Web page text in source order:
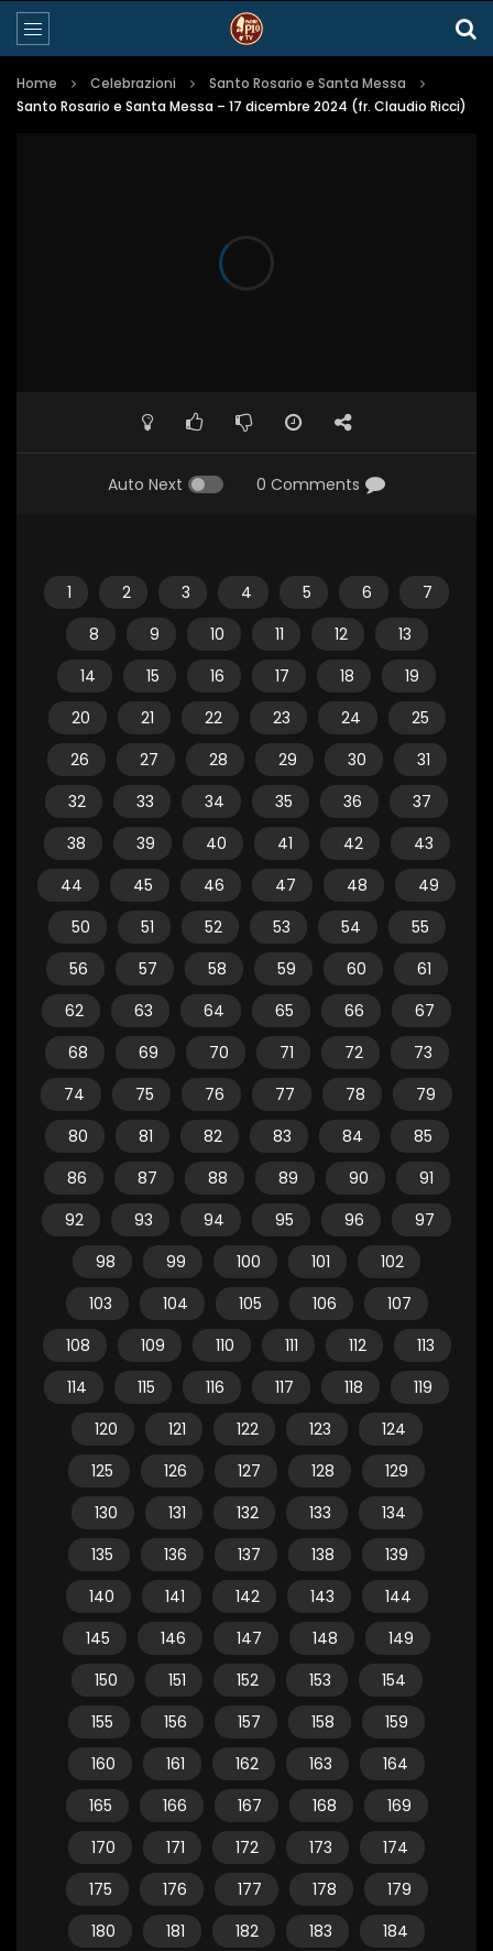
Home Celebrazioni
Santo Rosario e Santa Messa
Santo Rosario e Santa Messa – 17 dicembre 2024 (fr. Claudio Ricci)
Auto Next 0 Comments
1 2 3 4 5 6
7
8
9 10 11 12
13
14
15 16 17 18
19
20
21 22 23 24
25
26
27 28 29 30
31
32
33 34 35 36
37
38
39 40 41 42
43
44
45 46 47 48
49
50
51 52 53 54
55
56
57 58 59 60
61
62
63 64 65 66
67
68
69 70 71 72
73
74
75 76 77 78
79
80
81 82 83 84
85
86
87 88 89 90
91
92
93 94 95 96
97
98
99 100 101
102
103
104 105 106
107
108
109 110 111 112
113
114
115 116 117 118
119
120
121 122 123
124
125
126 127 128
129
130
131 132 133
134
135
136 137 138
139
140
141 142 143
144
145
146 147 148
149
150
151 152 153
154
155
156 157 158
159
160
161 162 163
164
165
166 167 168
169
170
171 172 173
174
175
176 177 178
179
180
181 182 183
184